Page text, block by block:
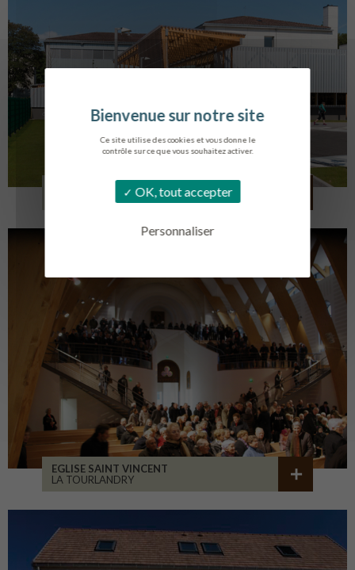
Ce site utilise des cookies et vous donne le
contrôle sur ce que vous souhaitez activer.
OK, tout accepter
Personnaliser
COLLÈGE MONTMORENCY
BOURBONNE-LES-BAINS
EGLISE SAINT VINCENT
LA TOURLANDRY